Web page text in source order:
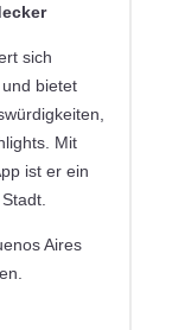
sich
bietet
Mit
ist er ein
Aires